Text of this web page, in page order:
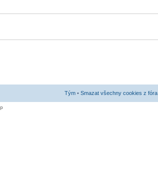
Tým • Smazat všechny cookies z fóra